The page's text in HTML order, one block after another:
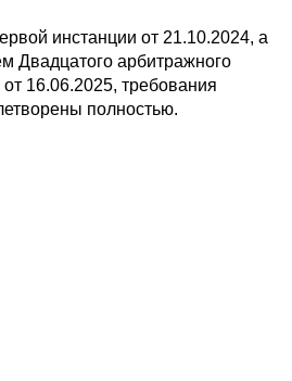
инстанции от 21.10.2024, а
Двадцатого арбитражного
16.06.2025, требования
полностью.